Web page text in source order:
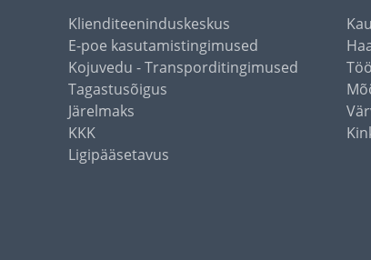
Klienditeeninduskeskus
E-poe kasutamistingimused
Kojuvedu - Transporditingimused
Tagastusõigus
Järelmaks
KKK
Ligipääsetavus